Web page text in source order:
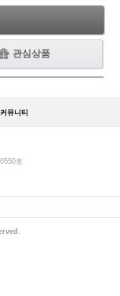
관심상품
커뮤니티
호